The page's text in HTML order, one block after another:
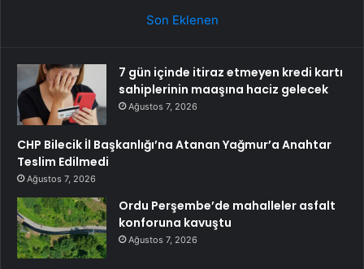
Son Eklenen
7 gün içinde itiraz etmeyen kredi kartı
sahiplerinin maaşına haciz gelecek
Ağustos 7, 2026
CHP Bilecik İl Başkanlığı’na Atanan Yağmur’a Anahtar
Teslim Edilmedi
Ağustos 7, 2026
Ordu Perşembe’de mahalleler asfalt
konforuna kavuştu
Ağustos 7, 2026